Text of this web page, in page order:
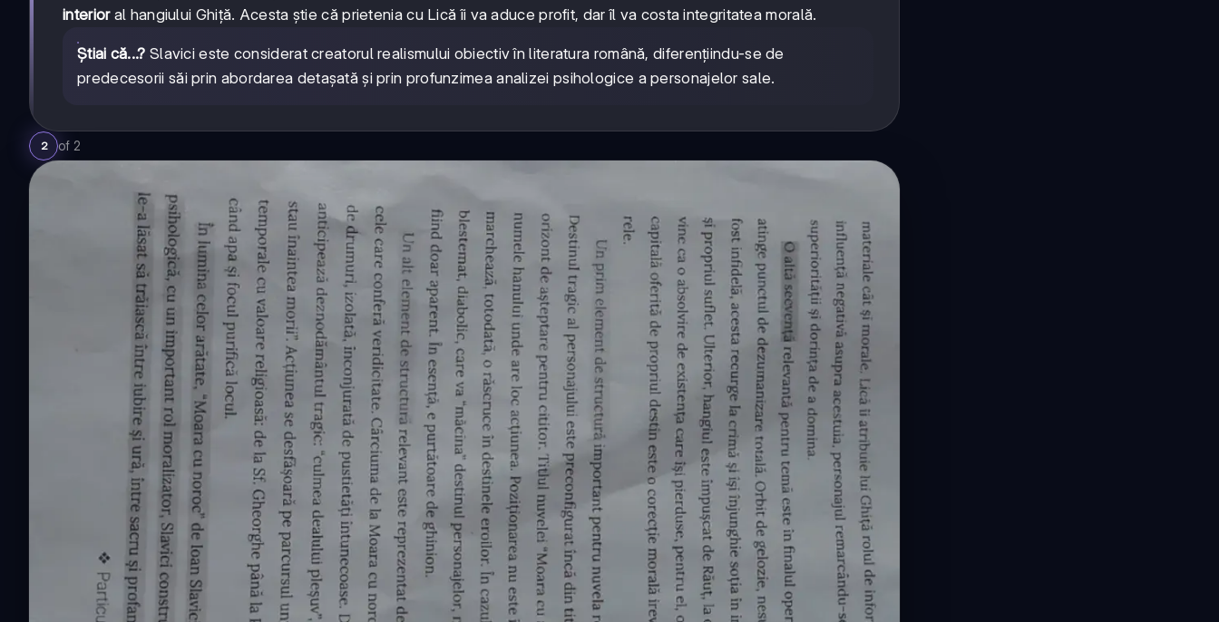
interioral hangiului Ghiță. Acesta știe că prietenia cu Lică îi va aduce profit, dar îl va costa integritatea morală.
Știai că...? Slavici este considerat creatorul realismului obiectiv în literatura română, diferențiindu-se de
predecesorii săi prin abordarea detașată și prin profunzimea analizei psihologice a personajelor sale.
2 of 2